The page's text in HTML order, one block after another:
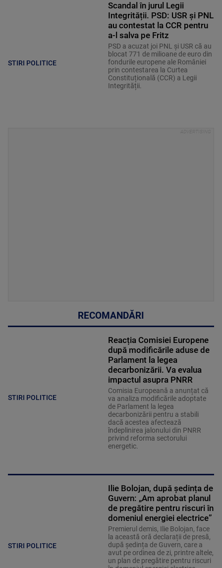
STIRI POLITICE
Scandal în jurul Legii
Integrității. PSD: USR și PNL
au contestat la CCR pentru
a-l salva pe Fritz
PSD a acuzat joi PNL și USR că au
blocat 771 de milioane de euro din
fondurile europene ale României
prin contestarea la Curtea
Constituțională (CCR) a Legii
Integrității.
RECOMANDĂRI
STIRI POLITICE
Reacția Comisiei Europene
după modificările aduse de
Parlament la legea
decarbonizării. Va evalua
impactul asupra PNRR
Comisia Europeană a anunțat că
va analiza modificările adoptate
de Parlament la legea
decarbonizării pentru a stabili
dacă acestea afectează
îndeplinirea jalonului din PNRR
privind reforma sectorului
energetic.
STIRI POLITICE
Ilie Bolojan, după ședința de
Guvern: „Am aprobat planul
de pregătire pentru riscuri în
domeniul energiei electrice”
Premierul demis, Ilie Bolojan, face
la această oră declarații de presă,
după ședința de Guvern, care a
avut pe ordinea de zi, printre altele,
un plan de pregătire pentru riscuri